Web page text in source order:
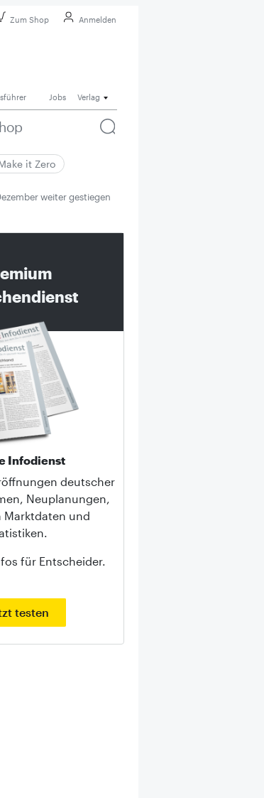
Zum Shop Anmelden
Jobs Verlag
it Zero
weiter gestiegen
Infodienst
deutscher
Neuplanungen,
Marktdaten und
für Entscheider.
testen